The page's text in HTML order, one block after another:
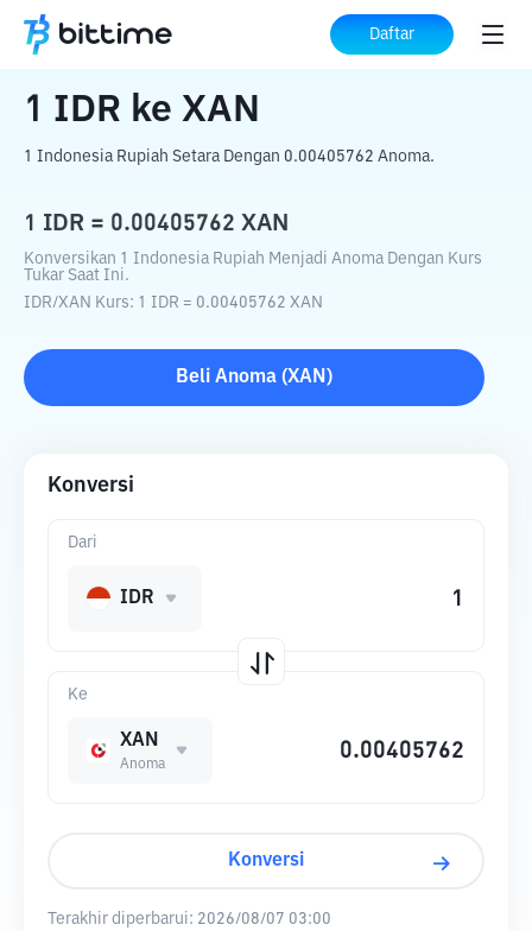
Daftar
Beranda Konverter Kripto ke XAN
1 IDR ke XAN
1 Indonesia Rupiah Setara Dengan 0.00405762 Anoma.
1 IDR = 0.00405762 XAN
Konversikan 1 Indonesia Rupiah Menjadi Anoma Dengan Kurs
Tukar Saat Ini.
IDR/XAN Kurs: 1 IDR = 0.00405762 XAN
Beli Anoma (XAN )
Konversi
Ke
XAN
Anoma
Dari
IDR
Konversi
Terakhir diperbarui: 2026/08/07 03:00